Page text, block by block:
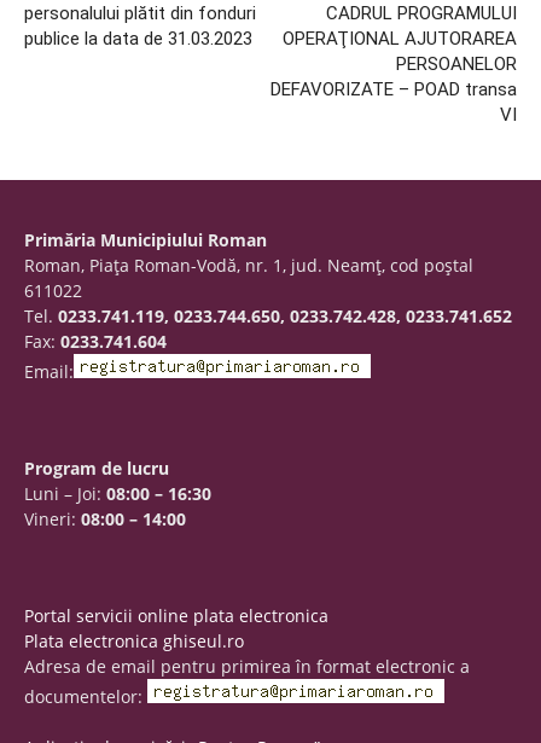
personalului plătit din fonduri
publice la data de 31.03.2023
CADRUL PROGRAMULUI
OPERAŢIONAL AJUTORAREA
PERSOANELOR
DEFAVORIZATE – POAD transa
VI
Primăria Municipiului Roman
Roman, Piaţa Roman-Vodă, nr. 1, jud. Neamţ, cod poştal
611022
Tel. 0233.741.119, 0233.744.650, 0233.742.428, 0233.741.652
Fax: 0233.741.604
Email:
Program de lucru
Luni – Joi: 08:00 – 16:30
Vineri: 08:00 – 14:00
Portal servicii online plata electronica
Plata electronica ghiseul.ro
Adresa de email pentru primirea în format electronic a
documentelor: